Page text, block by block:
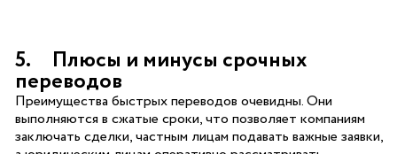
5. Плюсы и минусы срочных
переводов
Преимущества быстрых переводов очевидны. Они
выполняются в сжатые сроки, что позволяет компаниям
заключать сделки, частным лицам подавать важные заявки,